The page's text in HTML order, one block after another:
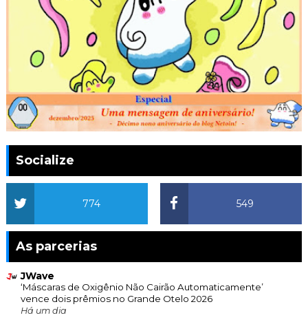
Socialize
549
774
As parcerias
JWave
‘Máscaras de Oxigênio Não Cairão Automaticamente’
vence dois prêmios no Grande Otelo 2026
Há um dia